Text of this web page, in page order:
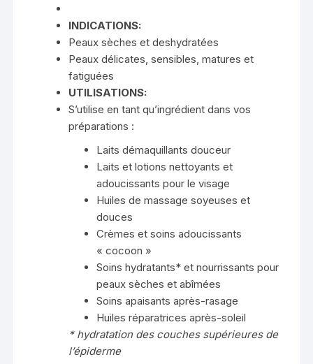
INDICATIONS:
Peaux sèches et deshydratées
Peaux délicates, sensibles, matures et
fatiguées
UTILISATIONS:
S’utilise en tant qu’ingrédient dans vos
préparations :
Laits démaquillants douceur
Laits et lotions nettoyants et
adoucissants pour le visage
Huiles de massage soyeuses et
douces
Crèmes et soins adoucissants
« cocoon »
Soins hydratants* et nourrissants pour
peaux sèches et abîmées
Soins apaisants après-rasage
Huiles réparatrices après-soleil
* hydratation des couches supérieures de
l’épiderme